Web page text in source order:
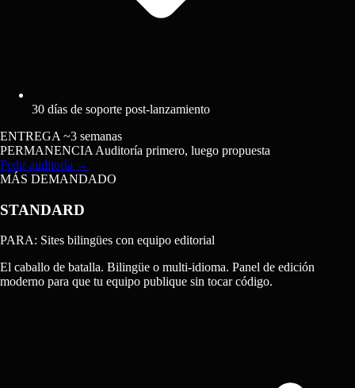
30 días de soporte post-lanzamiento
ENTREGA ~3 semanas
PERMANENCIA Auditoría primero, luego propuesta
Pedir auditoría →
MÁS DEMANDADO
STANDARD
PARA: Sites bilingües con equipo editorial
El caballo de batalla. Bilingüe o multi-idioma. Panel de edición
moderno para que tu equipo publique sin tocar código.